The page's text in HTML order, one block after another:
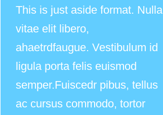
This is just aside format. Nulla
vitae elit libero,
ahaetrdfaugue. Vestibulum id
ligula porta felis euismod
semper.Fuiscedr pibus, tellus
ac cursus commodo, tortor